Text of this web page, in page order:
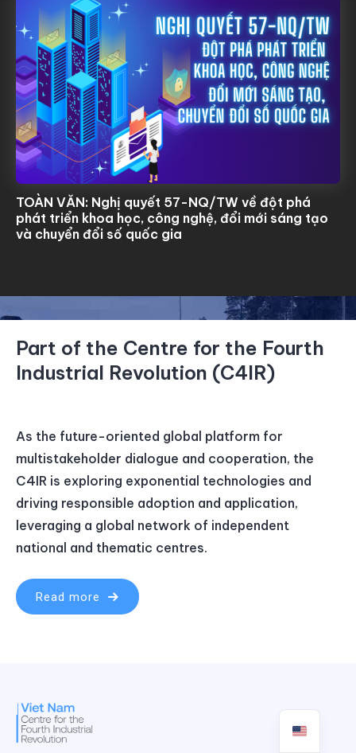
TOÀN VĂN: Nghị quyết 57-NQ/TW về đột phá
phát triển khoa học, công nghệ, đổi mới sáng tạo
và chuyển đổi số quốc gia
Part of the Centre for the Fourth
Industrial Revolution (C4IR)
As the future-oriented global platform for
multistakeholder dialogue and cooperation, the
C4IR is exploring exponential technologies and
driving responsible adoption and application,
leveraging a global network of independent
national and thematic centres.
Read more